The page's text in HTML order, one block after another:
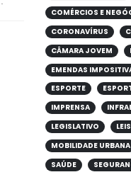
COMÉRCIOS E
CORONAVÍRUS
CÂMARA JOVEM
EMENDAS
ESPORTE
IMPRENSA
LEGISLATIVO
LEIS
MOBILIDADE URBANA
SAÚDE